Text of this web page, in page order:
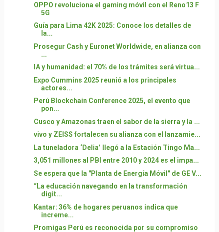
OPPO revoluciona el gaming móvil con el Reno13 F
5G
Guía para Lima 42K 2025: Conoce los detalles de
la...
Prosegur Cash y Euronet Worldwide, en alianza con
...
IA y humanidad: el 70% de los trámites será virtua...
Expo Cummins 2025 reunió a los principales
actores...
Perú Blockchain Conference 2025, el evento que
pon...
Cusco y Amazonas traen el sabor de la sierra y la ...
vivo y ZEISS fortalecen su alianza con el lanzamie...
La tuneladora ‘Delia’ llegó a la Estación Tingo Ma...
3,051 millones al PBI entre 2010 y 2024 es el impa...
Se espera que la "Planta de Energía Móvil" de GE V...
“La educación navegando en la transformación
digit...
Kantar: 36% de hogares peruanos indica que
increme...
Promigas Perú es reconocida por su compromiso